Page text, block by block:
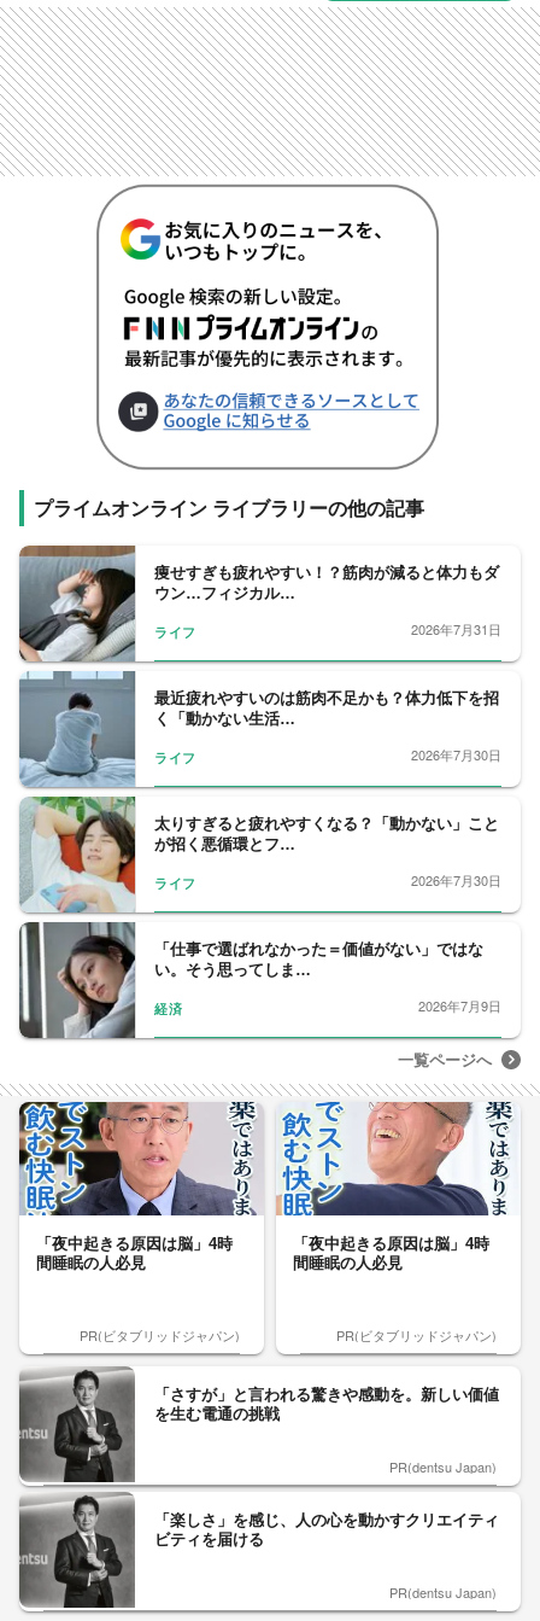
プライムオンライン ライブラリーの他の記事
痩せすぎも疲れやすい！？筋肉が減ると体力もダ
ウン…フィジカル…
ライフ 2026年7月31日
最近疲れやすいのは筋肉不足かも？体力低下を招
く「動かない生活…
ライフ 2026年7月30日
太りすぎると疲れやすくなる？「動かない」こと
が招く悪循環とフ…
ライフ 2026年7月30日
「仕事で選ばれなかった＝価値がない」ではな
い。そう思ってしま…
経済 2026年7月9日
一覧ページへ
「夜中起きる原因は脳」4時
間睡眠の人必見
PR(ビタブリッドジャパン)
「夜中起きる原因は脳」4時
間睡眠の人必見
PR(ビタブリッドジャパン)
「さすが」と言われる驚きや感動を。新しい価値
を生む電通の挑戦
PR(dentsu Japan)
「楽しさ」を感じ、人の心を動かすクリエイティ
ビティを届ける
PR(dentsu Japan)